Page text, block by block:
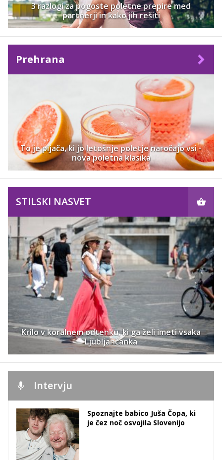
3 razlogi za pogoste poletne prepire med
partnerji in kako jih rešiti
Prehrana
To je pijača, ki jo letošnje poletje naročajo vsi -
nova poletna klasika
STILSKI NASVET
Krilo v koralnem odtenku, ki ga želi imeti vsaka
Ljubljančanka
Intervju
Spoznajte babico Juša Čopa, ki
je čez noč osvojila Slovenijo